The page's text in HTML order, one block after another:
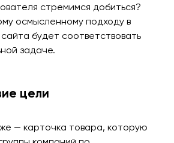
стремимся добиться?
осмысленному подходу в
будет соответствовать
задаче.
цели
— карточка товара, которую